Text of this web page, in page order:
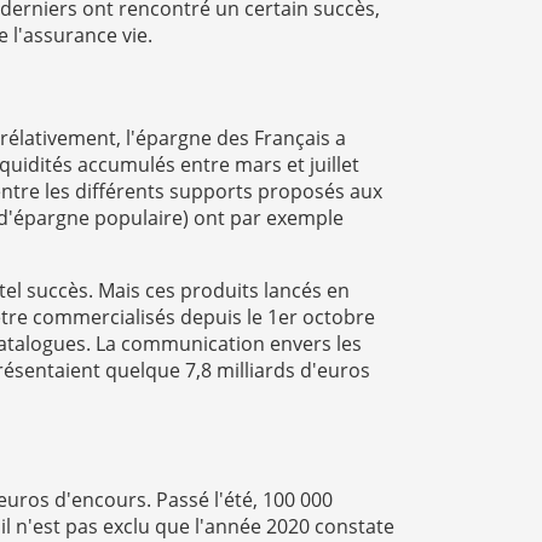
ont rencontré un certain succès,
l'assurance vie.
l'épargne des Français a
accumulés entre mars et juillet
les différents supports proposés aux
populaire) ont par exemple
succès. Mais ces produits lancés en
commercialisés depuis le 1er octobre
La communication envers les
quelque 7,8 milliards d'euros
d'encours. Passé l'été, 100 000
n'est pas exclu que l'année 2020 constate